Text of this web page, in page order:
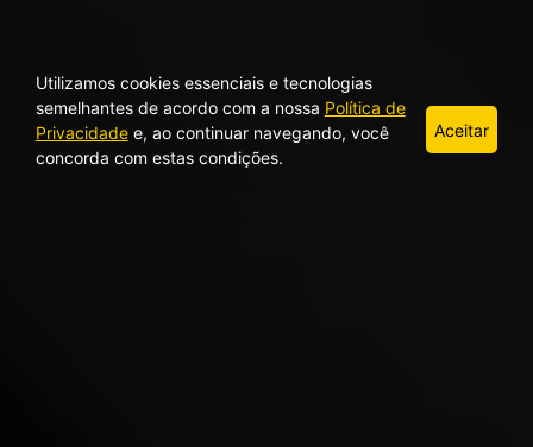
Utilizamos cookies essenciais e tecnologias
semelhantes de acordo com a nossa Política de
Privacidadee, ao continuar navegando, você
concorda com estas condições.
Aceitar